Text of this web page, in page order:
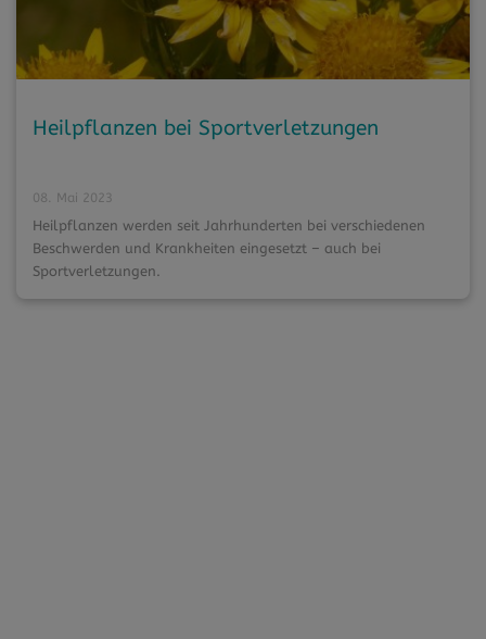
Heilpflanzen bei Sportverletzungen
08. Mai 2023
Heilpflanzen werden seit Jahrhunderten bei verschiedenen
Beschwerden und Krankheiten eingesetzt – auch bei
Sportverletzungen.